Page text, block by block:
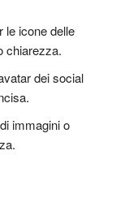
le icone delle
chiarezza.
dei social
immagini o